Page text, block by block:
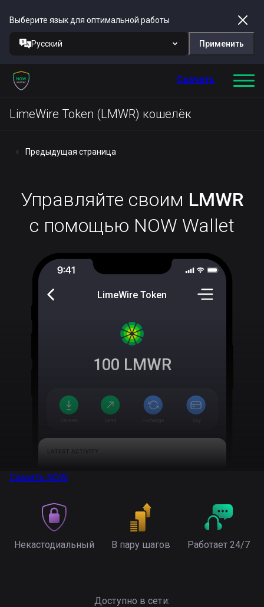
Выберите язык для оптимальной работы
Русский Применить
Скачать
LimeWire Token (LMWR) кошелёк
Предыдущая страница
Управляйте своим LMWR
с помощью NOW Wallet
LimeWire Token
100 LMWR
Скачать NOW
Некастодиальный В пару шагов Работает 24/7
Доступно в сети: